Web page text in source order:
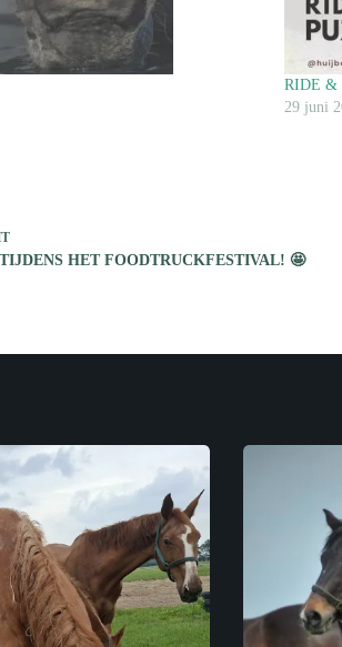
RIDE &
29 juni
HET FOODTRUCKFESTIVAL! 🤩